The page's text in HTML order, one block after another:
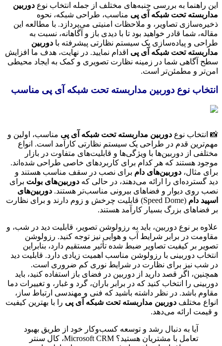
این راهنما به بررسی جنبه‌های مختلف از جمله انتخاب نوع دوربین
مداربسته تحت شبکه آی پی مناسب، طراحی شبکه، نحوه
ذخیره‌سازی تصاویر، و ملاحظات امنیتی می‌پردازد. با مطالعه این
مقاله، شما قادر خواهید بود تا با دیدی باز و آگاهانه، نسبت به
طراحی و پیاده‌سازی یک سیستم نظارتی پیشرفته با دوربین
مداربسته تحت شبکه آی پی اقدام نمایید. در نهایت، هدف ما افزایش
سطح آگاهی شما در زمینه نظارت تصویری و کمک به ایجاد محیطی
امن‌تر و مطمئن‌تر است.
انتخاب نوع دوربین مداربسته تحت شبکه آی پی مناسب
📸 انتخاب نوع دوربین مداربسته تحت شبکه آی پی مناسب، اولین و
مهم‌ترین قدم در طراحی یک سیستم نظارتی کارآمد است. انواع
مختلفی از دوربین‌ها با ویژگی‌ها و قابلیت‌های متفاوت در بازار
موجود هستند که هر کدام برای کاربردهای خاصی طراحی شده‌اند.
برای مثال، دوربین‌های دام برای نصب در سقف مناسب هستند و
دید گسترده‌ای را ارائه می‌دهند، در حالی که دوربین‌های بولت برای
نصب روی دیوار و فضاهای بیرونی مناسب‌تر هستند. دوربین‌های
اسپید دام
(Speed Dome) قابلیت چرخش و زوم دارند و برای نظارت
بر فضاهای بزرگ بسیار کارآمد هستند.
علاوه بر نوع دوربین، باید به رزولوشن تصویر، قابلیت دید در شب، و
مقاومت در برابر شرایط آب و هوایی نیز توجه کنید. رزولوشن
تصویر بر کیفیت تصاویر ضبط شده تأثیر مستقیم دارد، بنابراین
انتخاب دوربینی با رزولوشن مناسب اهمیت زیادی دارد. قابلیت دید
در شب نیز برای نظارت در شرایط نوری کم ضروری است.
همچنین، اگر قصد دارید از دوربین در فضای باز استفاده کنید، باید
دوربینی را انتخاب کنید که در برابر باران، گرد و غبار، و تغییرات دما
مقاوم باشد. در نظر داشته باشید که فنی و مهندسی ارتباط ساز،
انواع مختلف دوربین مداربسته تحت شبکه آی پی را با بهترین کیفیت
و قیمت ارائه می‌دهد.
آیا به دنبال رشد و توسعه کسب‌وکار خود از طریق بهبود
تعامل با مشتریان هستید؟ Microsoft CRM، کال سنتر